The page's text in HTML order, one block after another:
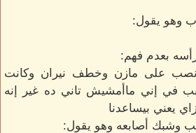
وهو يقول:
بعدم فهم:
على مازن وخطف نيران وكانت
في إني ماأمشيش تاني ده غير إنه
يعني بيساعدنا
وشبك أصابعه وهو يقول: